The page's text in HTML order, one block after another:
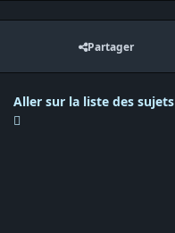
Partager
Aller sur la liste des sujets